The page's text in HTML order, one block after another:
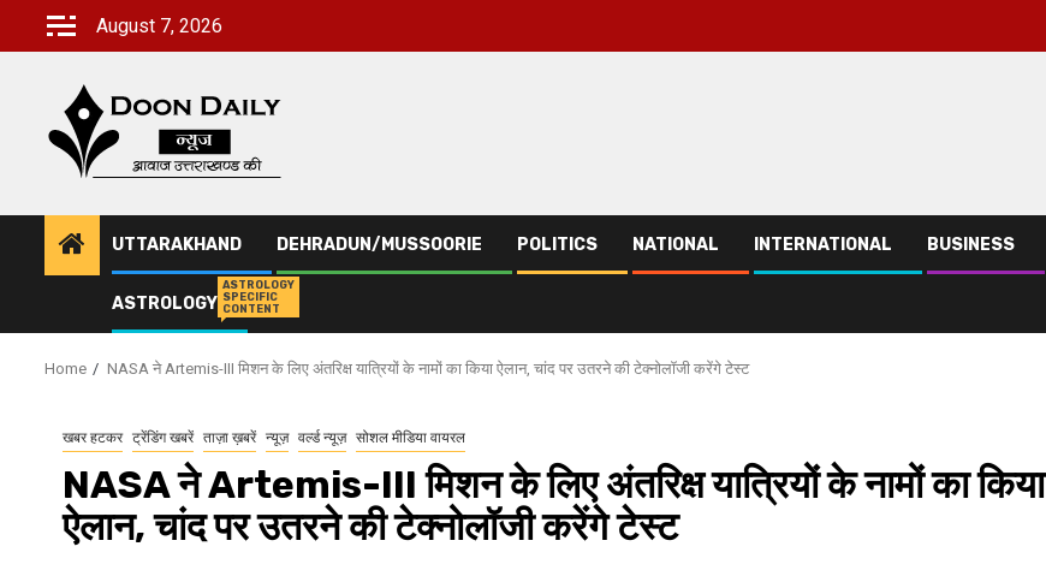
August 7, 2026
UTTARAKHAND DEHRADUN/MUSSOORIE POLITICS NATIONAL INTERNATIONAL BUSINESS
ASTROLOGY
ASTROLOGY
SPECIFIC
CONTENT
Home NASA ने Artemis-III मिशन के लिए अंतरिक्ष यात्रियों के नामों का किया ऐलान, चांद पर उतरने की टेक्नोलॉजी करेंगे टेस्ट
खबर हटकर ट्रेंडिंग खबरें ताज़ा ख़बरें न्यूज़ वर्ल्ड न्यूज़ सोशल मीडिया वायरल
NASA ने Artemis-III मिशन के लिए अंतरिक्ष यात्रियों के नामों का किया
ऐलान, चांद पर उतरने की टेक्नोलॉजी करेंगे टेस्ट